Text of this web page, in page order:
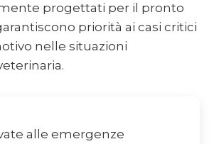
progettati per il pronto
priorità ai casi critici
nelle situazioni
alle emergenze